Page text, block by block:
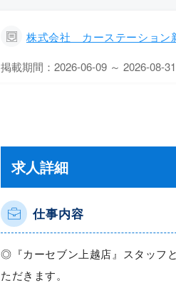
株式会社 カーステーション
掲載期間：2026-06-09 ～ 2026-08-31
求人詳細
仕事内容
◎『カーセブン上越店』スタッフ
ただきます。